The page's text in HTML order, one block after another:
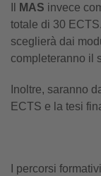
MAS invece
totale di 30
sceglierà dai
completeranno il
Inoltre, saranno
ECTS e la tesi
I percorsi